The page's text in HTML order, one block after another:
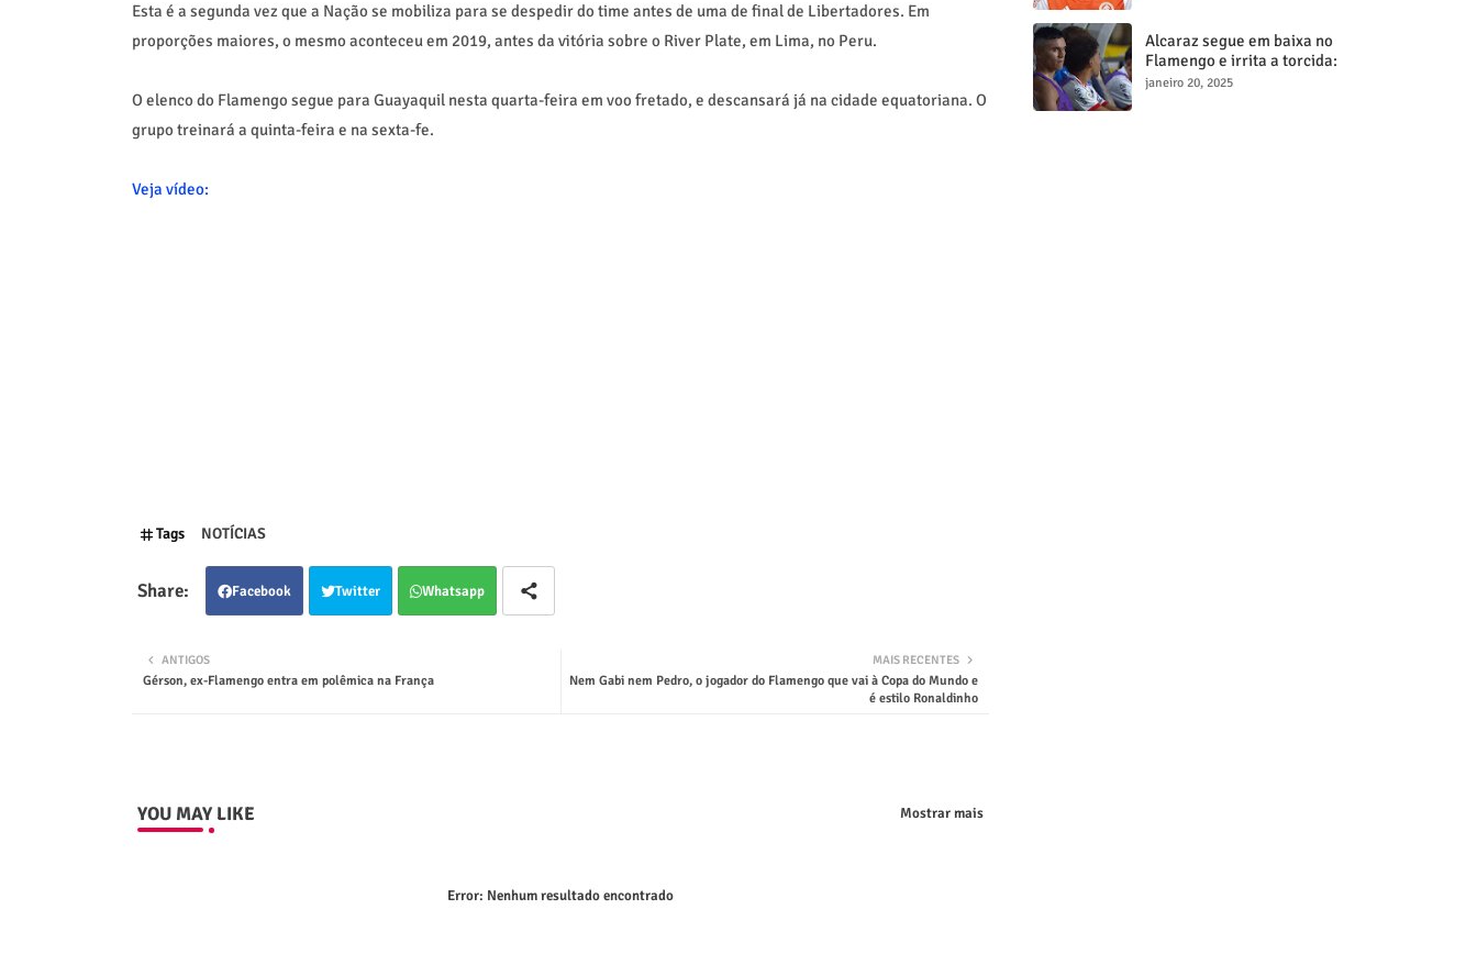
Esta é a segunda vez que a Nação se mobiliza para se despedir do time antes de uma de final de Libertadores. Em
proporções maiores, o mesmo aconteceu em 2019, antes da vitória sobre o River Plate, em Lima, no Peru.
O elenco do Flamengo segue para Guayaquil nesta quarta-feira em voo fretado, e descansará já na cidade equatoriana. O
grupo treinará a quinta-feira e na sexta-fe.
Veja vídeo:
Tags NOTÍCIAS
Facebook Twitter Whatsapp
MAIS RECENTES
Nem Gabi nem Pedro, o jogador do Flamengo que vai à Copa do Mundo e
é estilo Ronaldinho
ANTIGOS
Gérson, ex-Flamengo entra em polêmica na França
YOU MAY LIKE Mostrar mais
Error: Nenhum resultado encontrado
Alcaraz segue em baixa no
Flamengo e irrita a torcida:
"Maior contratação, menor
janeiro 20, 2025